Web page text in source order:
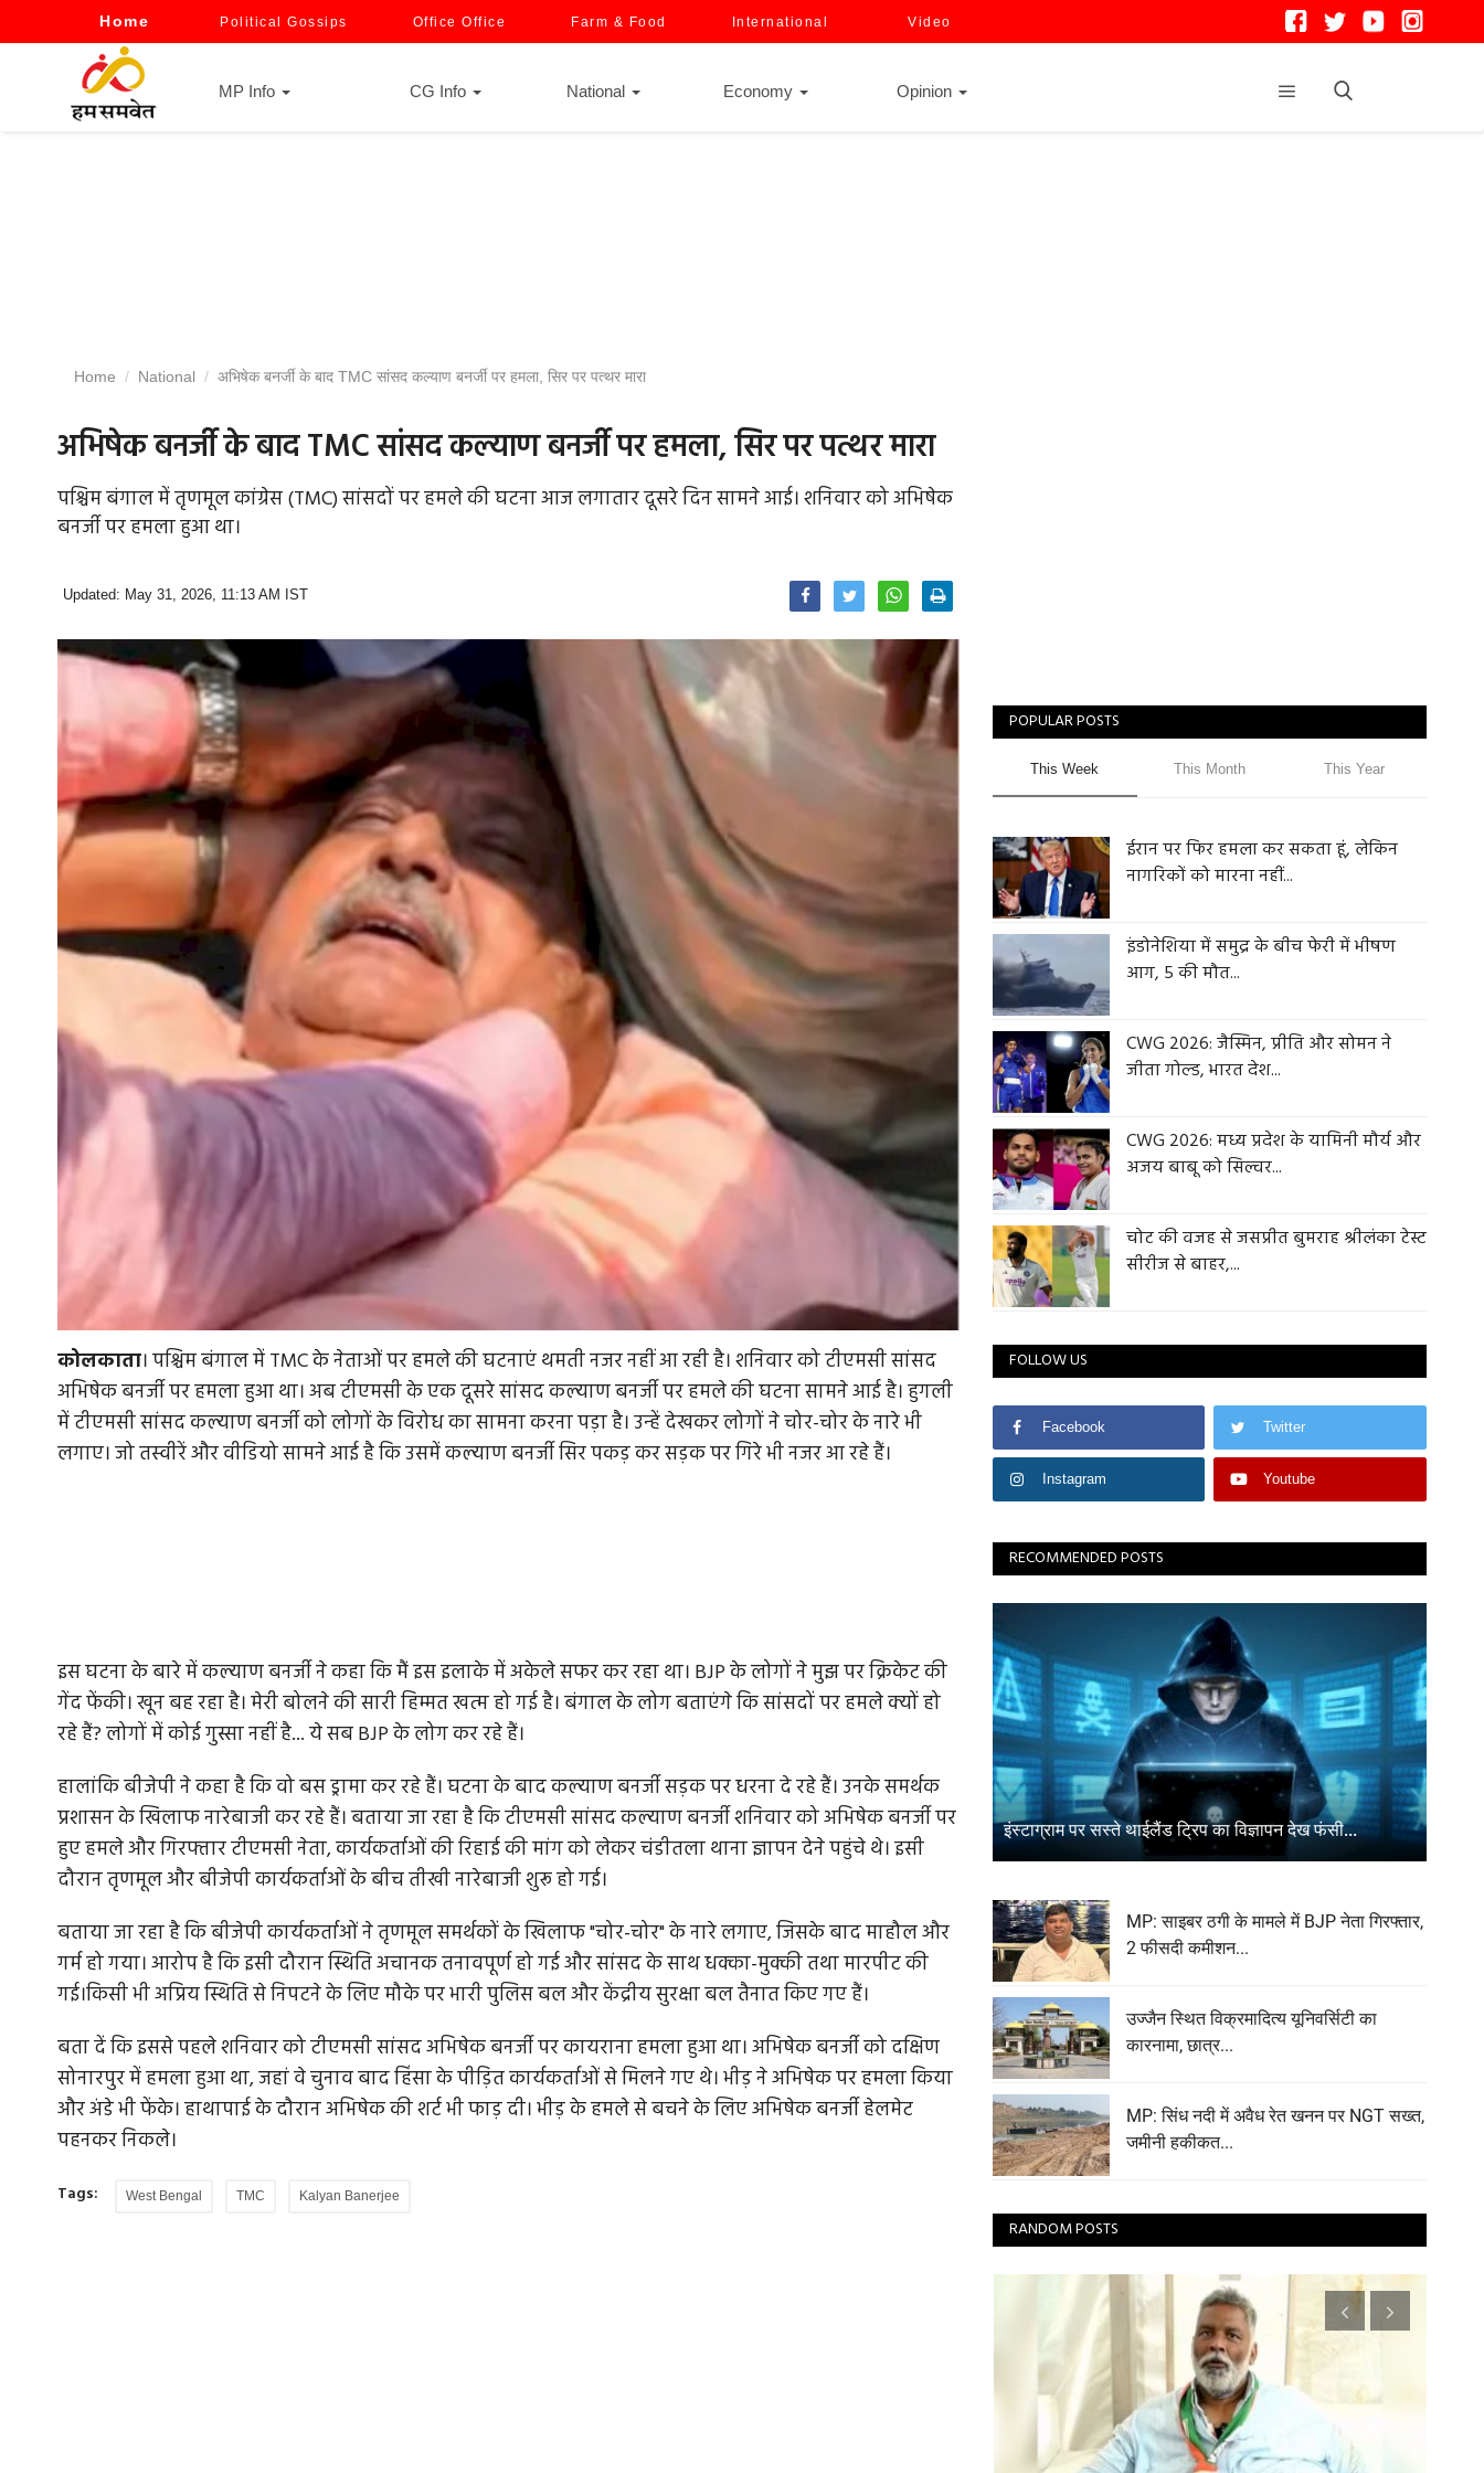
Home Political Gossips Office Office Farm & Food International Video
MP Info CG Info National Economy Opinion
Home National अभिषेक बनर्जी के बाद TMC सांसद कल्याण बनर्जी पर हमला, सिर पर पत्थर मारा
अभिषेक बनर्जी के बाद TMC सांसद कल्याण बनर्जी पर हमला, सिर पर पत्थर मारा
पश्चिम बंगाल में तृणमूल कांग्रेस (TMC) सांसदों पर हमले की घटना आज लगातार दूसरे दिन सामने आई। शनिवार को अभिषेक
बनर्जी पर हमला हुआ था।
Updated: May 31, 2026, 11:13 AM IST
कोलकाता। पश्चिम बंगाल में TMC के नेताओं पर हमले की घटनाएं थमती नजर नहीं आ रही है। शनिवार को टीएमसी सांसद
अभिषेक बनर्जी पर हमला हुआ था। अब टीएमसी के एक दूसरे सांसद कल्याण बनर्जी पर हमले की घटना सामने आई है। हुगली
में टीएमसी सांसद कल्याण बनर्जी को लोगों के विरोध का सामना करना पड़ा है। उन्हें देखकर लोगों ने चोर-चोर के नारे भी
लगाए। जो तस्वीरें और वीडियो सामने आई है कि उसमें कल्याण बनर्जी सिर पकड़ कर सड़क पर गिरे भी नजर आ रहे हैं।
इस घटना के बारे में कल्याण बनर्जी ने कहा कि मैं इस इलाके में अकेले सफर कर रहा था। BJP के लोगों ने मुझ पर क्रिकेट की
गेंद फेंकी। खून बह रहा है। मेरी बोलने की सारी हिम्मत खत्म हो गई है। बंगाल के लोग बताएंगे कि सांसदों पर हमले क्यों हो
रहे हैं? लोगों में कोई गुस्सा नहीं है... ये सब BJP के लोग कर रहे हैं।
हालांकि बीजेपी ने कहा है कि वो बस ड्रामा कर रहे हैं। घटना के बाद कल्याण बनर्जी सड़क पर धरना दे रहे हैं। उनके समर्थक
प्रशासन के खिलाफ नारेबाजी कर रहे हैं। बताया जा रहा है कि टीएमसी सांसद कल्याण बनर्जी शनिवार को अभिषेक बनर्जी पर
हुए हमले और गिरफ्तार टीएमसी नेता, कार्यकर्ताओं की रिहाई की मांग को लेकर चंडीतला थाना ज्ञापन देने पहुंचे थे। इसी
दौरान तृणमूल और बीजेपी कार्यकर्ताओं के बीच तीखी नारेबाजी शुरू हो गई।
बताया जा रहा है कि बीजेपी कार्यकर्ताओं ने तृणमूल समर्थकों के खिलाफ "चोर-चोर" के नारे लगाए, जिसके बाद माहौल और
गर्म हो गया। आरोप है कि इसी दौरान स्थिति अचानक तनावपूर्ण हो गई और सांसद के साथ धक्का-मुक्की तथा मारपीट की
गई।किसी भी अप्रिय स्थिति से निपटने के लिए मौके पर भारी पुलिस बल और केंद्रीय सुरक्षा बल तैनात किए गए हैं।
बता दें कि इससे पहले शनिवार को टीएमसी सांसद अभिषेक बनर्जी पर कायराना हमला हुआ था। अभिषेक बनर्जी को दक्षिण
सोनारपुर में हमला हुआ था, जहां वे चुनाव बाद हिंसा के पीड़ित कार्यकर्ताओं से मिलने गए थे। भीड़ ने अभिषेक पर हमला किया
और अंडे भी फेंके। हाथापाई के दौरान अभिषेक की शर्ट भी फाड़ दी। भीड़ के हमले से बचने के लिए अभिषेक बनर्जी हेलमेट
पहनकर निकले।
Tags: West Bengal TMC Kalyan Banerjee
POPULAR POSTS
This Week This Month This Year
ईरान पर फिर हमला कर सकता हूं, लेकिन
नागरिकों को मारना नहीं...
इंडोनेशिया में समुद्र के बीच फेरी में भीषण
आग, 5 की मौत...
CWG 2026: जैस्मिन, प्रीति और सोमन ने
जीता गोल्ड, भारत देश...
CWG 2026: मध्य प्रदेश के यामिनी मौर्य और
अजय बाबू को सिल्वर...
चोट की वजह से जसप्रीत बुमराह श्रीलंका टेस्ट
सीरीज से बाहर,...
FOLLOW US
Facebook Twitter
Instagram Youtube
RECOMMENDED POSTS
इंस्टाग्राम पर सस्ते थाईलैंड ट्रिप का विज्ञापन देख फंसी...
MP: साइबर ठगी के मामले में BJP नेता गिरफ्तार,
2 फीसदी कमीशन...
उज्जैन स्थित विक्रमादित्य यूनिवर्सिटी का
कारनामा, छात्र...
MP: सिंध नदी में अवैध रेत खनन पर NGT सख्त,
जमीनी हकीकत...
RANDOM POSTS